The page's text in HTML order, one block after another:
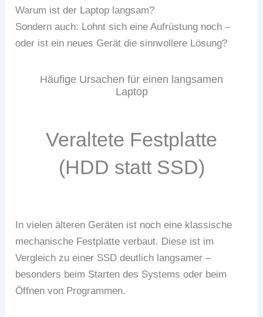
Warum ist der Laptop langsam?
Sondern auch: Lohnt sich eine Aufrüstung noch –
oder ist ein neues Gerät die sinnvollere Lösung?
Häufige Ursachen für einen langsamen
Laptop
Veraltete Festplatte
(HDD statt SSD)
In vielen älteren Geräten ist noch eine klassische
mechanische Festplatte verbaut. Diese ist im
Vergleich zu einer SSD deutlich langsamer –
besonders beim Starten des Systems oder beim
Öffnen von Programmen.